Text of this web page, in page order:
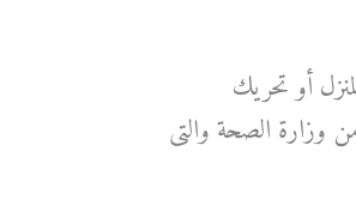
أو تحريك
وزارة الصحة والتى